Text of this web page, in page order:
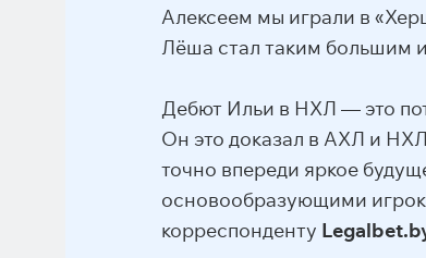
Алексеем мы играли в
Лёша стал таким большим
Дебют Ильи в НХЛ — это
Он это доказал в АХЛ и
точно впереди яркое
основообразующими
корреспонденту